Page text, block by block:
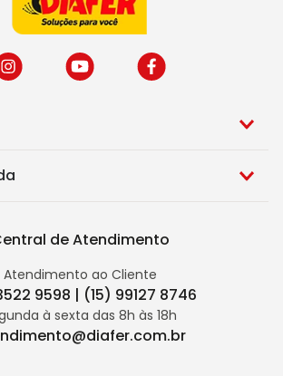
de Atendimento
Atendimento ao Cliente
9598 | (15) 99127 8746
à sexta das 8h às 18h